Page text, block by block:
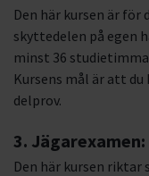
Den här kursen är för
skyttedelen på egen
minst 36
Kursens mål är att
delprov.
3.
Den här kursen